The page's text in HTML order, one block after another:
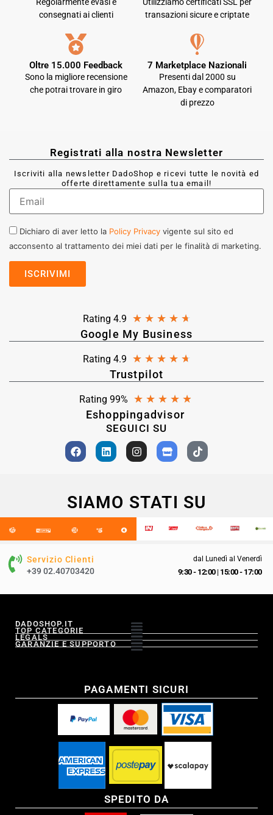
Regolarmente evasi e
consegnati ai clienti
Utilizziamo certificati SSL per
transazioni sicure e criptate
Oltre 15.000 Feedback
Sono la migliore recensione
che potrai trovare in giro
7 Marketplace Nazionali
Presenti dal 2000 su
Amazon, Ebay e comparatori
di prezzo
Registrati alla nostra Newsletter
Iscriviti alla newsletter DadoShop e ricevi tutte le novità ed
offerte direttamente sulla tua email!
Dichiaro di aver letto la Policy Privacy vigente sul sito ed
acconsento al trattamento dei miei dati per le finalità di marketing.
Rating 4.9 ★ ★ ★ ★ ★
Google My Business
Rating 4.9 ★ ★ ★ ★ ★
Trustpilot
Rating 99% ★ ★ ★ ★ ★
Eshoppingadvisor
SEGUICI SU
SIAMO STATI SU
Servizio Clienti
+39 02.40703420
dal Lunedì al Venerdì
9:30 - 12:00| 15:00 - 17:00
DADOSHOP.IT
TOP CATEGORIE
LEGALS
GARANZIE E SUPPORTO
PAGAMENTI SICURI
SPEDITO DA